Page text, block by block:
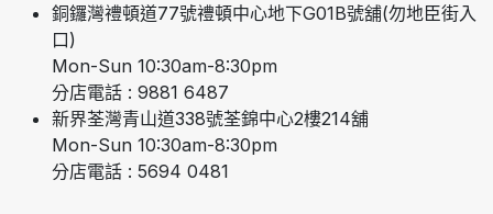
銅鑼灣禮頓道77號禮頓中心地下G01B號舖(勿地臣街入
口)
Mon-Sun 10:30am-8:30pm
分店電話 : 9881 6487
新界荃灣青山道338號荃錦中心2樓214舖
Mon-Sun 10:30am-8:30pm
分店電話 : 5694 0481